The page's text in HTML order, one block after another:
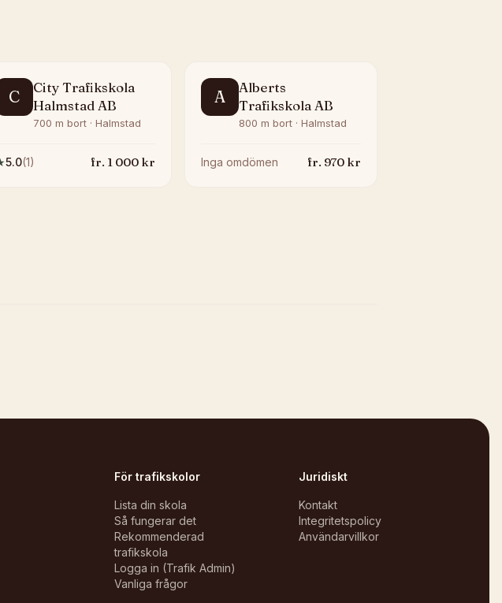
C
City Trafikskola
Halmstad AB
700 m bort · Halmstad
5.0(1) fr. 1 000 kr
A
Alberts
Trafikskola AB
800 m bort · Halmstad
Inga omdömen fr. 970 kr
För trafikskolor
Lista din skola
Så fungerar det
Rekommenderad
trafikskola
Logga in (Trafik Admin)
Vanliga frågor
Juridiskt
Kontakt
Integritetspolicy
Användarvillkor